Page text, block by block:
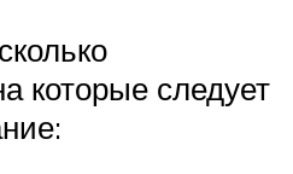
которые следует